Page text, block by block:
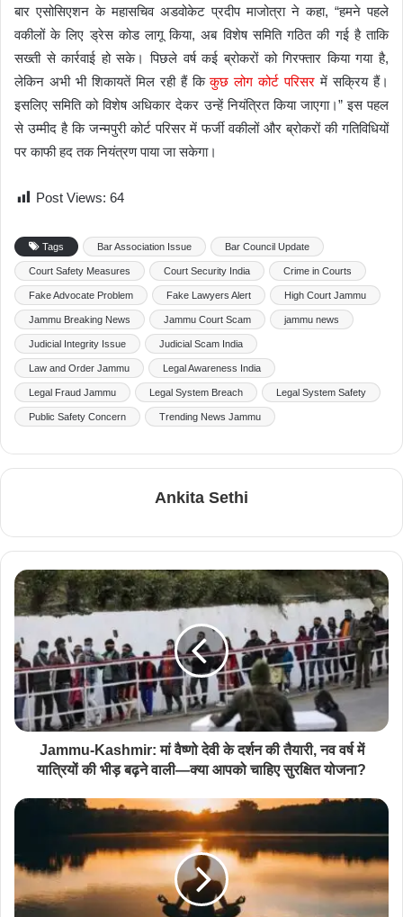
बार एसोसिएशन के महासचिव अडवोकेट प्रदीप माजोत्रा ने कहा, “हमने पहले
वकीलों के लिए ड्रेस कोड लागू किया, अब विशेष समिति गठित की गई है ताकि
सख्ती से कार्रवाई हो सके। पिछले वर्ष कई ब्रोकरों को गिरफ्तार किया गया है,
लेकिन अभी भी शिकायतें मिल रही हैं किकुछ लोग कोर्ट परिसर में सक्रिय हैं।
इसलिए समिति को विशेष अधिकार देकर उन्हें नियंत्रित किया जाएगा।” इस पहल
से उम्मीद है कि जन्मपुरी कोर्ट परिसर में फर्जी वकीलों और ब्रोकरों की गतिविधियों
पर काफी हद तक नियंत्रण पाया जा सकेगा।
Post Views: 64
Tags Bar Association Issue Bar Council Update
Court Safety Measures Court Security India Crime in Courts
Fake Advocate Problem Fake Lawyers Alert High Court Jammu
Jammu Breaking News Jammu Court Scam jammu news
Judicial Integrity Issue Judicial Scam India
Law and Order Jammu Legal Awareness India
Legal Fraud Jammu Legal System Breach Legal System Safety
Public Safety Concern Trending News Jammu
Ankita Sethi
Jammu-Kashmir: मां वैष्णो देवी के दर्शन की तैयारी, नव वर्ष में
यात्रियों की भीड़ बढ़ने वाली—क्या आपको चाहिए सुरक्षित योजना?